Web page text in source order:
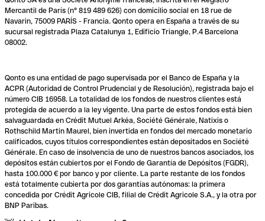
Mercantil de París (n° 819 489 626) con domicilio social en 18 rue de
Navarin, 75009 PARÍS - Francia. Qonto opera en España a través de su
sucursal registrada Plaza Catalunya 1, Edificio Triangle, P.4 Barcelona
08002.
Qonto es una entidad de pago supervisada por el Banco de España y la
ACPR (Autoridad de Control Prudencial y de Resolución), registrada bajo el
número CIB 16958. La totalidad de los fondos de nuestros clientes está
protegida de acuerdo a la ley vigente. Una parte de estos fondos está bien
salvaguardada en Crédit Mutuel Arkéa, Société Générale, Natixis o
Rothschild Martin Maurel, bien invertida en fondos del mercado monetario
calificados, cuyos títulos correspondientes están depositados en Société
Générale. En caso de insolvencia de uno de nuestros bancos asociados, los
depósitos están cubiertos por el Fondo de Garantía de Depósitos (FGDR),
hasta 100.000 € por banco y por cliente. La parte restante de los fondos
está totalmente cubierta por dos garantías autónomas: la primera
concedida por Crédit Agricole CIB, filial de Crédit Agricole S.A., y la otra por
BNP Paribas.